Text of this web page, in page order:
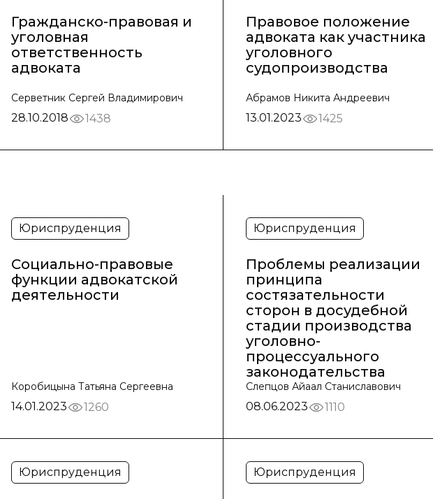
Гражданско-правовая и
уголовная
ответственность
адвоката
Серветник Сергей Владимирович
28.10.2018 1438
Правовое положение
адвоката как участника
уголовного
судопроизводства
Абрамов Никита Андреевич
13.01.2023 1425
Юриспруденция
Социально-правовые
функции адвокатской
деятельности
Коробицына Татьяна Сергеевна
14.01.2023 1260
Юриспруденция
Проблемы реализации
принципа
состязательности
сторон в досудебной
стадии производства
уголовно-
процессуального
законодательства
Слепцов Айаал Станиславович
08.06.2023 1110
Юриспруденция Юриспруденция